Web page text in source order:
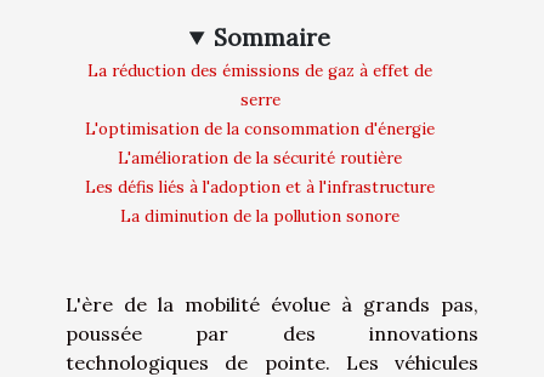
Sommaire
La réduction des émissions de gaz à effet de
serre
L'optimisation de la consommation d'énergie
L'amélioration de la sécurité routière
Les défis liés à l'adoption et à l'infrastructure
La diminution de la pollution sonore
L'ère de la mobilité évolue à grands pas,
poussée par des innovations
technologiques de pointe. Les véhicules